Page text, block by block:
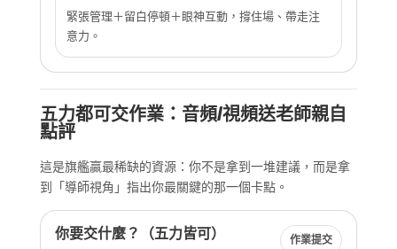
緊張管理＋留白停頓＋眼神互動，撐住場、帶走注
意力。
五力都可交作業：音頻/視頻送老師親自
點評
這是旗艦贏最稀缺的資源：你不是拿到一堆建議，而是拿
到「導師視角」指出你最關鍵的那一個卡點。
你要交什麼？（五力皆可） 作業提交